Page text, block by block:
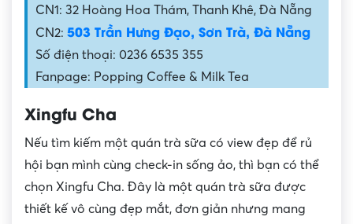
CN1: 32 Hoàng Hoa Thám, Thanh Khê, Đà Nẵng
CN2: 503 Trần Hưng Đạo, Sơn Trà, Đà Nẵng
Số điện thoại: 0236 6535 355
Fanpage: Popping Coffee & Milk Tea
Xingfu Cha
Nếu tìm kiếm một quán trà sữa có view đẹp để rủ
hội bạn mình cùng check-in sống ảo, thì bạn có thể
chọn Xingfu Cha. Đây là một quán trà sữa được
thiết kế vô cùng đẹp mắt, đơn giản nhưng mang